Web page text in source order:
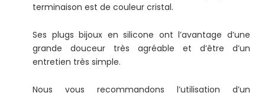
terminaison est de couleur cristal.
Ses plugs bijoux en silicone ont l’avantage d’une
grande douceur très agréable et d’être d’un
entretien très simple.
Nous vous recommandons l’utilisation d’un